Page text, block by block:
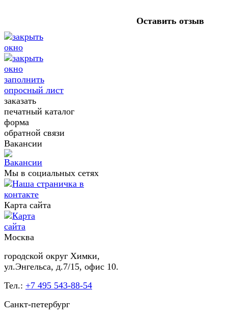
Оставить отзыв
заполнить
опросный лист
заказать
печатный каталог
форма
обратной связи
Вакансии
Мы в социальных сетях
Карта сайта
Москва
городской округ Химки,
ул.Энгельса, д.7/15, офис 10.
Тел.: +7 495 543-88-54
Санкт-петербург